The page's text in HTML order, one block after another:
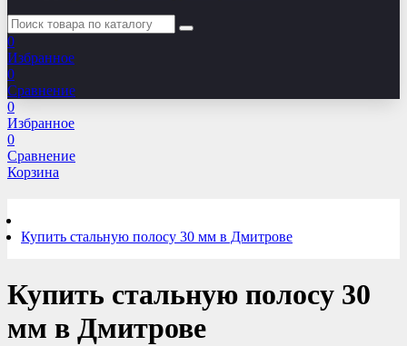
0
Избранное
0
Сравнение
0
Избранное
0
Сравнение
Корзина
Купить стальную полосу 30 мм в Дмитрове
Купить стальную полосу 30
мм в Дмитрове